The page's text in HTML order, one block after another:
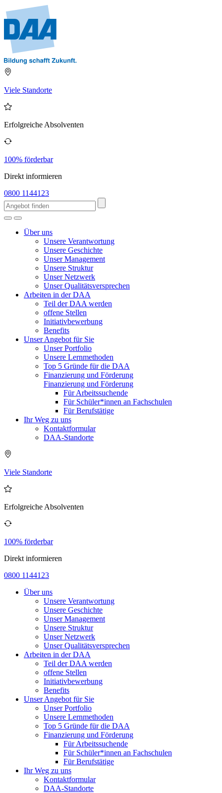
Viele Standorte
Erfolgreiche Absolventen
100% förderbar
Direkt informieren
0800 1144123
Über uns
Unsere Verantwortung
Unsere Geschichte
Unser Management
Unsere Struktur
Unser Netzwerk
Unser Qualitätsversprechen
Arbeiten in der DAA
Teil der DAA werden
offene Stellen
Initiativbewerbung
Benefits
Unser Angebot für Sie
Unser Portfolio
Unsere Lernmethoden
Top 5 Gründe für die DAA
Finanzierung und Förderung
Finanzierung und Förderung
Für Arbeitssuchende
Für Schüler*innen an Fachschulen
Für Berufstätige
Ihr Weg zu uns
Kontaktformular
DAA-Standorte
Viele Standorte
Erfolgreiche Absolventen
100% förderbar
Direkt informieren
0800 1144123
Über uns
Unsere Verantwortung
Unsere Geschichte
Unser Management
Unsere Struktur
Unser Netzwerk
Unser Qualitätsversprechen
Arbeiten in der DAA
Teil der DAA werden
offene Stellen
Initiativbewerbung
Benefits
Unser Angebot für Sie
Unser Portfolio
Unsere Lernmethoden
Top 5 Gründe für die DAA
Finanzierung und Förderung
Für Arbeitssuchende
Für Schüler*innen an Fachschulen
Für Berufstätige
Ihr Weg zu uns
Kontaktformular
DAA-Standorte